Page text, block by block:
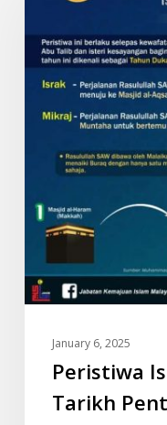
dan
Tarikh
dalam
January 6, 2025
Peristiwa
Tarikh